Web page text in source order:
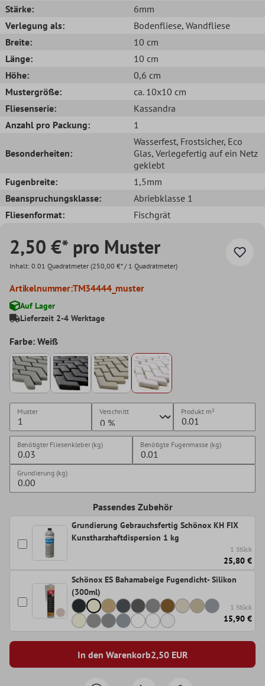
Stärke:
6mm
Verlegung als:
Bodenfliese, Wandfliese
Breite:
10 cm
Länge:
10 cm
Höhe:
0,6 cm
Mustergröße:
ca. 10x10 cm
Fliesenserie:
Kassandra
Anzahl pro Packung:
1
Besonderheiten:
Wasserfest, Frostsicher, Eco
Glas, Verlegefertig auf ein Netz
geklebt
Fugenbreite:
1,5mm
Beanspruchungsklasse:
Abriebklasse 1
Fliesenformat:
Fischgrät
2,50 €* pro Muster
Inhalt: 0.01 Quadratmeter (250,00 €* / 1 Quadratmeter)
Artikelnummer:TM34444_muster
Auf Lager
Lieferzeit 2-4 Werktage
Farbe: Weiß
Muster Verschnitt Produkt m²
Benötigter Fliesenkleber (kg) Benötigte Fugenmasse (kg)
Grundierung (kg)
Passendes Zubehör
Grundierung Gebrauchsfertig Schönox KH FIX
Kunstharzhaftdispersion 1 kg
1 Stück
25,80 €
Schönox ES Bahamabeige Fugendicht- Silikon
(300ml)
1 Stück
15,90 €
In den Warenkorb2,50EUR